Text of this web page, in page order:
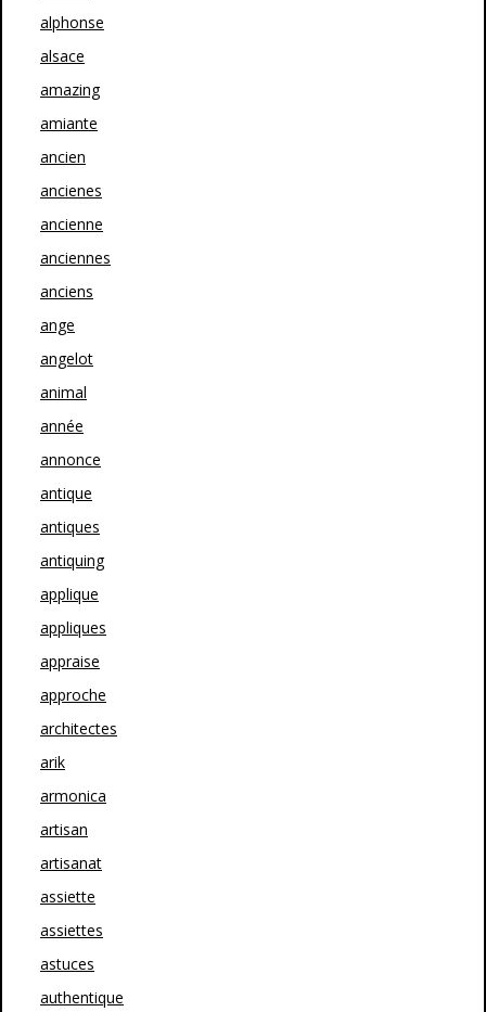
alphonse
alsace
amazing
amiante
ancien
ancienes
ancienne
anciennes
anciens
ange
angelot
animal
année
annonce
antique
antiques
antiquing
applique
appliques
appraise
approche
architectes
arik
armonica
artisan
artisanat
assiette
assiettes
astuces
authentique